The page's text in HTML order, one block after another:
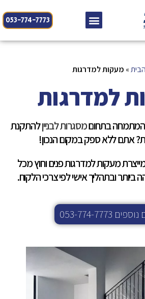
053-774-7773
» מעקות למדרגות
למדרגות
בתחוםמסגרות לבנייןלהתקנת
אתם ללא ספק במקום הנכון!
מעקות למדרגות פנים וחוץ מכל
ביותר ובתהליך אישי לפי צרכי הלקוח.
053-774-7773